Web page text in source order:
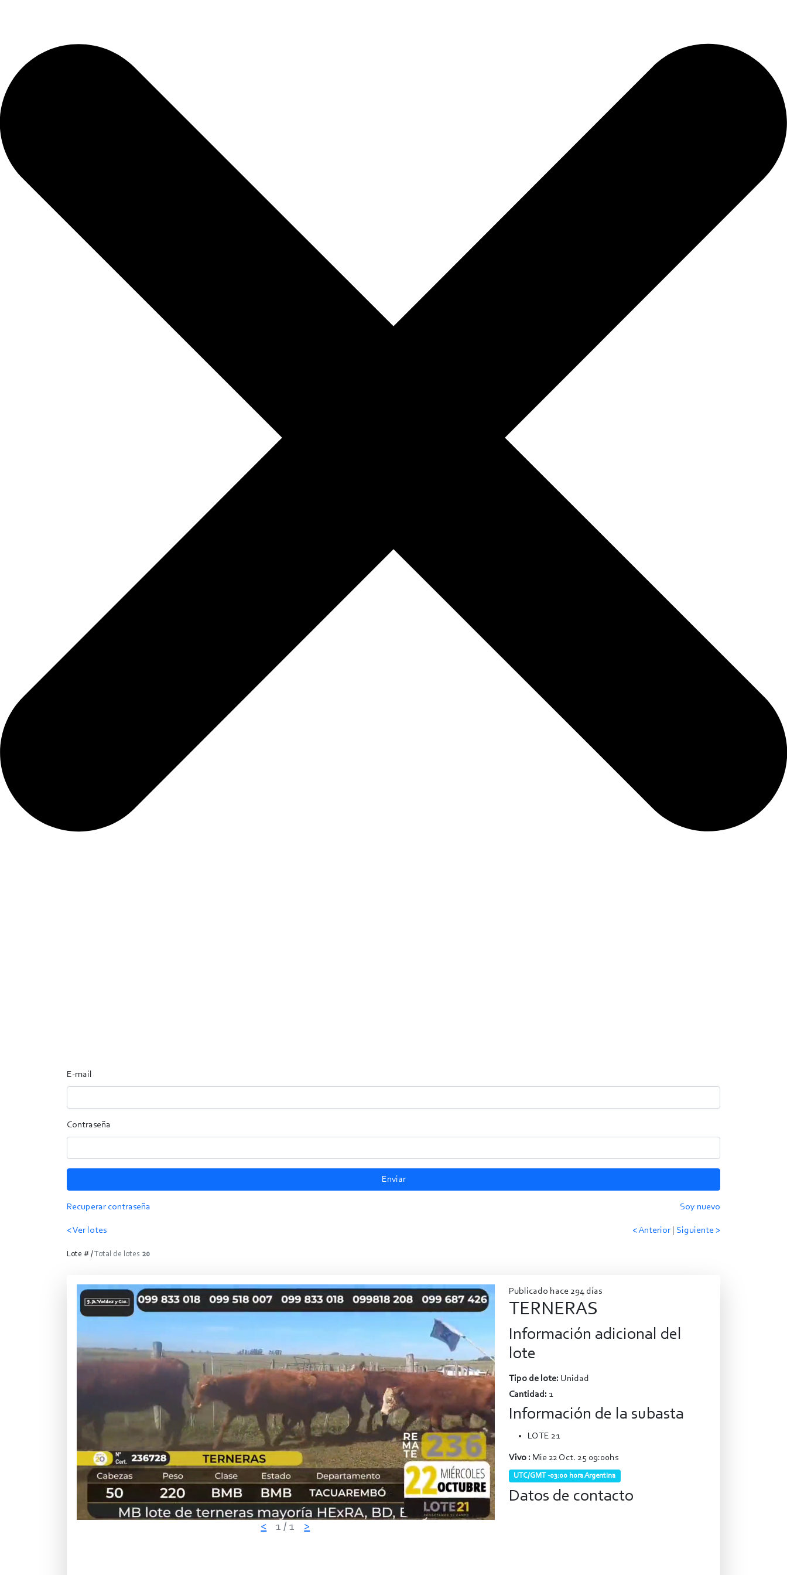
E-mail
Contraseña
Enviar
Recuperar contraseña Soy nuevo
< Ver lotes
Lote # / Total de lotes 20
< Anterior Siguiente >
< 1 / 1 >
Publicado hace 294 días
TERNERAS
Información adicional del
lote
Tipo de lote: Unidad
Cantidad: 1
Información de la subasta
LOTE 21
Vivo : Mie 22 Oct. 25 09:00hs
UTC/GMT -03:00 hora Argentina
Datos de contacto